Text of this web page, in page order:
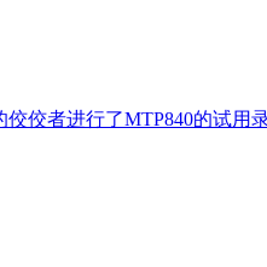
者进行了MTP840的试用